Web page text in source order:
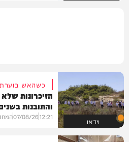
וידאו
כשהאש
הזיכרונות
והתובנות
12:21
07/08/26